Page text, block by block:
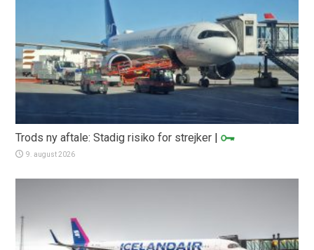
Trods ny aftale: Stadig risiko for strejker |
9. august 2026